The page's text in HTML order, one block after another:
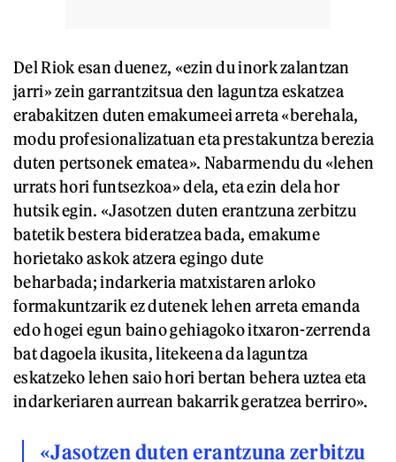
Del Riok esan duenez, «ezin du inork zalantzan
jarri» zein garrantzitsua den laguntza eskatzea
erabakitzen duten emakumeei arreta «berehala,
modu profesionalizatuan eta prestakuntza berezia
duten pertsonek ematea». Nabarmendu du «lehen
urrats hori funtsezkoa» dela, eta ezin dela hor
hutsik egin. «Jasotzen duten erantzuna zerbitzu
batetik bestera bideratzea bada, emakume
horietako askok atzera egingo dute
beharbada; indarkeria matxistaren arloko
formakuntzarik ez dutenek lehen arreta emanda
edo hogei egun baino gehiagoko itxaron-zerrenda
bat dagoela ikusita, litekeena da laguntza
eskatzeko lehen saio hori bertan behera uztea eta
indarkeriaren aurrean bakarrik geratzea berriro».
«Jasotzen duten erantzuna zerbitzu